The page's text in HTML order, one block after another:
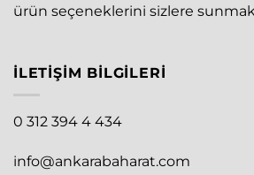
ürün seçeneklerini sizlere
İLETIŞIM BILGILERI
0 312 394 4 434
info@ankarabaharat.com